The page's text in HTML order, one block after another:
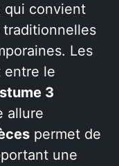
qui convient
traditionnelles
Les
entre le
3
allure
permet de
une